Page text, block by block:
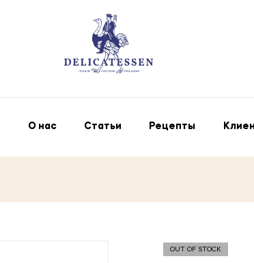
О нас Статьи Рецепты
OUT OF STOCK